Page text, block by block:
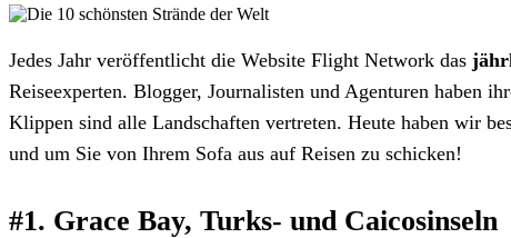
Jedes Jahr veröffentlicht die Website Flight Network das
Reiseexperten. Blogger, Journalisten und Agenturen haben
Klippen sind alle Landschaften vertreten. Heute haben wir
und um Sie von Ihrem Sofa aus auf Reisen zu schicken!
#1. Grace Bay, Turks- und Caicosinseln